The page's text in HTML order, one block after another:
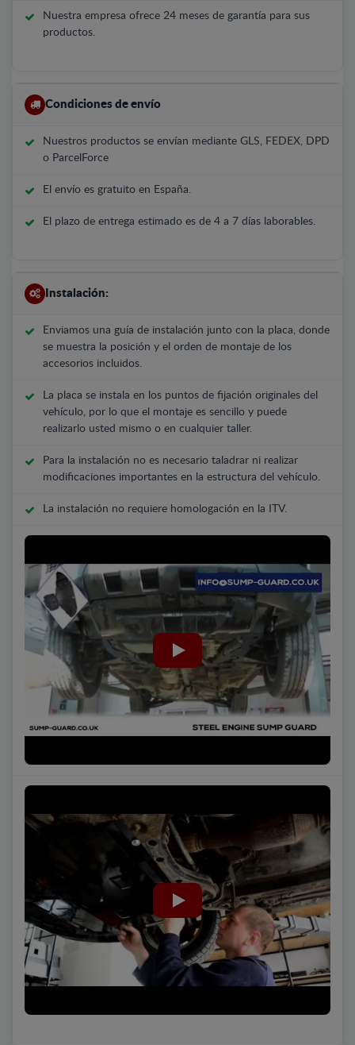
Nuestra empresa ofrece 24 meses de garantía para sus
productos.
Condiciones de envío
Nuestros productos se envían mediante GLS, FEDEX, DPD
o ParcelForce
El envío es gratuito en España.
El plazo de entrega estimado es de 4 a 7 días laborables.
Instalación:
Enviamos una guía de instalación junto con la placa, donde
se muestra la posición y el orden de montaje de los
accesorios incluidos.
La placa se instala en los puntos de fijación originales del
vehículo, por lo que el montaje es sencillo y puede
realizarlo usted mismo o en cualquier taller.
Para la instalación no es necesario taladrar ni realizar
modificaciones importantes en la estructura del vehículo.
La instalación no requiere homologación en la ITV.